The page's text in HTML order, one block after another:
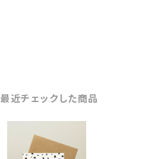
最近チェックした商品